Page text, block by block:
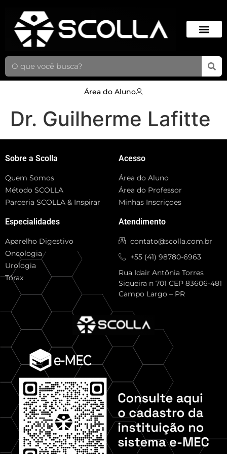
Área do Aluno
Dr. Guilherme Lafitte
Sobre a Scolla
Quem Somos
Método SCOLLA
Parceria SCOLLA & Inspirar
Especialidades
Aparelho Digestivo
Oncologia
Urologia
Tórax
Acesso
Área do Aluno
Área do Professor
Minhas Inscriçoes
Atendimento
contato@scolla.com.br
+55 (41) 98780-6963
Rua Idair Antônia Torres
Siqueira n 701 CEP 83606-481
Campo Largo – PR